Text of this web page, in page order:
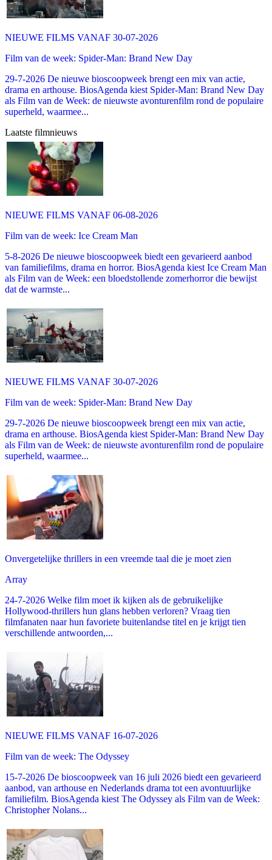
NIEUWE FILMS VANAF 30-07-2026
Film van de week: Spider-Man: Brand New Day
29-7-2026 De nieuwe bioscoopweek brengt een mix van actie,
drama en arthouse. BiosAgenda kiest Spider-Man: Brand New Day
als Film van de Week: de nieuwste avonturenfilm rond de populaire
superheld, waarmee...
Laatste filmnieuws
NIEUWE FILMS VANAF 06-08-2026
Film van de week: Ice Cream Man
5-8-2026 De nieuwe bioscoopweek biedt een gevarieerd aanbod
van familiefilms, drama en horror. BiosAgenda kiest Ice Cream Man
als Film van de Week: een bloedstollende zomerhorror die bewijst
dat de warmste...
NIEUWE FILMS VANAF 30-07-2026
Film van de week: Spider-Man: Brand New Day
29-7-2026 De nieuwe bioscoopweek brengt een mix van actie,
drama en arthouse. BiosAgenda kiest Spider-Man: Brand New Day
als Film van de Week: de nieuwste avonturenfilm rond de populaire
superheld, waarmee...
Onvergetelijke thrillers in een vreemde taal die je moet zien
Array
24-7-2026 Welke film moet ik kijken als de gebruikelijke
Hollywood-thrillers hun glans hebben verloren? Vraag tien
filmfanaten naar hun favoriete buitenlandse titel en je krijgt tien
verschillende antwoorden,...
NIEUWE FILMS VANAF 16-07-2026
Film van de week: The Odyssey
15-7-2026 De bioscoopweek van 16 juli 2026 biedt een gevarieerd
aanbod, van arthouse en Nederlands drama tot een avontuurlijke
familiefilm. BiosAgenda kiest The Odyssey als Film van de Week:
Christopher Nolans...